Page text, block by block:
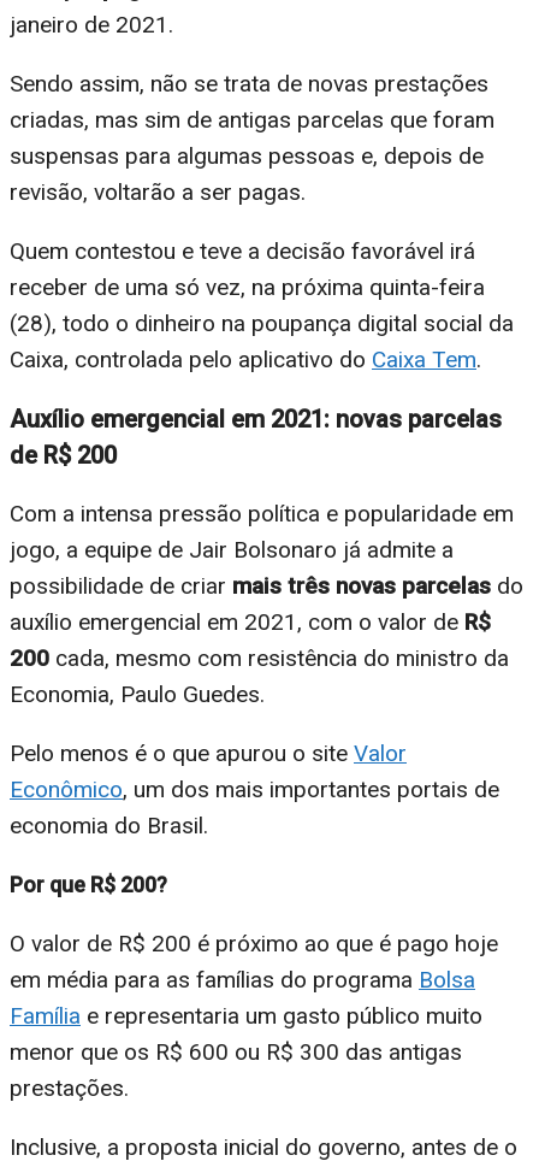
janeiro de 2021.
Sendo assim, não se trata de novas prestações
criadas, mas sim de antigas parcelas que foram
suspensas para algumas pessoas e, depois de
revisão, voltarão a ser pagas.
Quem contestou e teve a decisão favorável irá
receber de uma só vez, na próxima quinta-feira
(28), todo o dinheiro na poupança digital social da
Caixa, controlada pelo aplicativo do Caixa Tem.
Auxílio emergencial em 2021: novas parcelas
de R$ 200
Com a intensa pressão política e popularidade em
jogo, a equipe de Jair Bolsonaro já admite a
possibilidade de criar mais três novas parcelas do
auxílio emergencial em 2021, com o valor de R$
200 cada, mesmo com resistência do ministro da
Economia, Paulo Guedes.
Pelo menos é o que apurou o site Valor
Econômico, um dos mais importantes portais de
economia do Brasil.
Por que R$ 200?
O valor de R$ 200 é próximo ao que é pago hoje
em média para as famílias do programa Bolsa
Família e representaria um gasto público muito
menor que os R$ 600 ou R$ 300 das antigas
prestações.
Inclusive, a proposta inicial do governo, antes de o